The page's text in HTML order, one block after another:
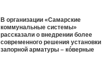
В организации «Самарские
коммунальные системы»
рассказали о внедрении более
современного решения установки
запорной арматуры – кóверные